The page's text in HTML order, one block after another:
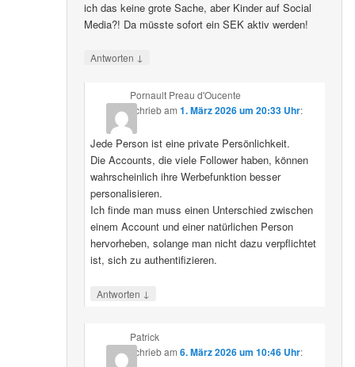
ich das keine grote Sache, aber Kinder auf Social
Media?! Da müsste sofort ein SEK aktiv werden!
Antworten ↓
Pornault Preau d'Oucente
schriebam 1. März 2026 um 20:33 Uhr:
Jede Person ist eine private Persönlichkeit.
Die Accounts, die viele Follower haben, können
wahrscheinlich ihre Werbefunktion besser
personalisieren.
Ich finde man muss einen Unterschied zwischen
einem Account und einer natürlichen Person
hervorheben, solange man nicht dazu verpflichtet
ist, sich zu authentifizieren.
Antworten ↓
Patrick
schriebam 6. März 2026 um 10:46 Uhr: